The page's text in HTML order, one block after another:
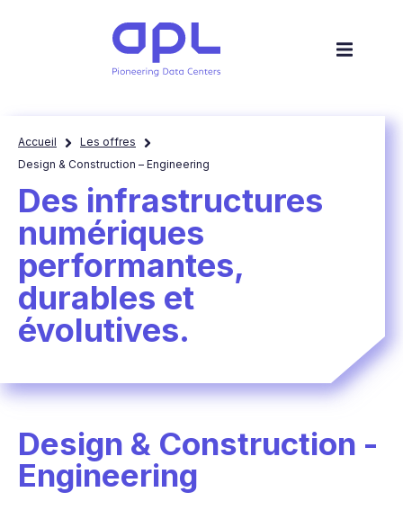
Accueil
Les offres
Design & Construction – Engineering
Des infrastructures
numériques
performantes,
durables et
évolutives.
Design & Construction -
Engineering